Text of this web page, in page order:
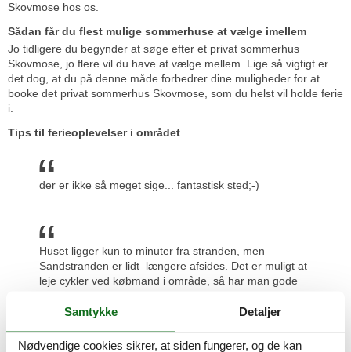
Skovmose hos os.
Sådan får du flest mulige sommerhuse at vælge imellem
Jo tidligere du begynder at søge efter et privat sommerhus
Skovmose, jo flere vil du have at vælge mellem. Lige så vigtigt er
det dog, at du på denne måde forbedrer dine muligheder for at
booke det privat sommerhus Skovmose, som du helst vil holde ferie
i.
Tips til ferieoplevelser i området
der er ikke så meget sige... fantastisk sted;-)
Huset ligger kun to minuter fra stranden, men
Sandstranden er lidt længere afsides. Det er muligt at
leje cykler ved købmand i område, så har man gode
også gå på vandretur langs kysten
Samtykke Detaljer
Nødvendige cookies sikrer, at siden fungerer, og de kan